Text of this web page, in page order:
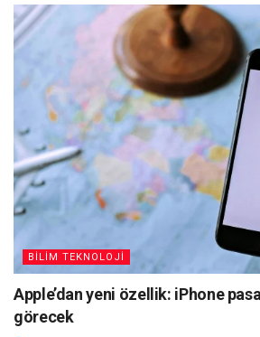
BİLİM TEKNOLOJİ
Apple’dan yeni özellik: iPhone
görecek